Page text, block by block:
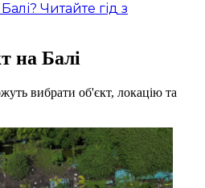
Читайте гід з
на Балі
вибрати об'єкт, локацію та